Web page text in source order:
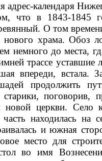
адрес-календаря
что в 1843-1845
О том
нового храма. Обоз
немного до места,
трассе
впереди, встала.
продолжить
старики,
новой церкви. Село
часть находилась
и южная
место для
во имя